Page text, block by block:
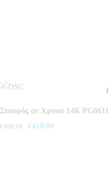
Σταυρός σε Χρυσό 14K PG6611
€480.00
Original
€410.00